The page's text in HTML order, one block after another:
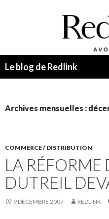
Le blog de Redlink
Archives mensuelles :
COMMERCE / DISTRIBUTION
LA RÉFORME
DUTREIL
9 DÉCEMBRE 2007 REDLINK